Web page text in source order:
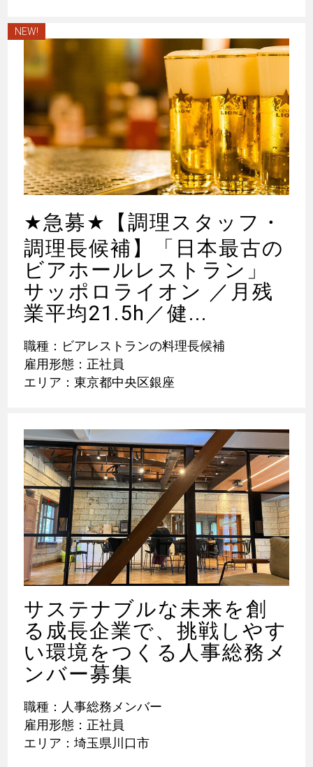
NEW!
★急募★
【調理スタッフ・
調理長候補】「日本最古の
ビアホールレストラン」
サッポロライオン ／月残
業平均21.5h／健...
職種：ビアレストランの料理長候補
雇用形態：正社員
エリア：東京都中央区銀座
サステナブルな未来を創
る成長企業で、挑戦しやす
い環境をつくる人事総務メ
ンバー募集
職種：人事総務メンバー
雇用形態：正社員
エリア：埼玉県川口市